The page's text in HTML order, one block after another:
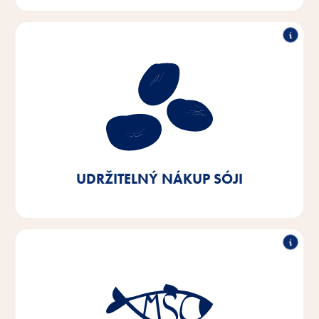
UDRŽITELNÝ NÁKUP SÓJI
Udržitelný nákup sóji
Naším cílem je získávat sóju evropského původu
nebo z certifikovaných zdrojů. Do roku 2025 chceme
dosáhnout 100 % tohoto podílu - dnes jsme již na 90
Udržitelný nákup ryb
Do roku 2025 chceme převést 100 % ryb a